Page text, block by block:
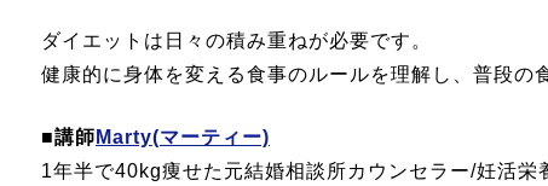
ダイエットは日々の積み重ねが必要です。
健康的に身体を変える食事のルールを理解し、普段
■講師 Marty(マーティー)
1年半で40kg痩せた元結婚相談所カウンセラー/妊活栄